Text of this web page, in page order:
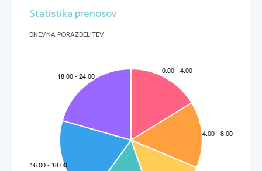
Statistika prenosov
DNEVNA PORAZDELITEV